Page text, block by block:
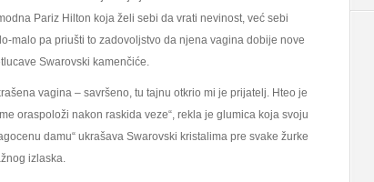
kristalima
Pariz Hilton koja želi sebi da vrati nevinost, već sebi
malo pa priušti to zadovoljstvo da njena vagina dobije nove
Swarovski kamenčiće.
vagina – savršeno, tu tajnu otkrio mi je prijatelj. Hteo je
oraspoloži nakon raskida veze“, rekla je glumica koja svoju
damu“ ukrašava Swarovski kristalima pre svake žurke
izlaska.